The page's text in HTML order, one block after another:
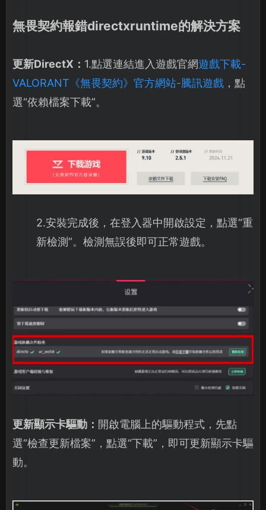
無畏契約報錯directxruntime的解決方案
更新DirectX： 1.點選連結進入遊戲官網遊戲下載-
VALORANT《無畏契約》官方網站-騰訊遊戲 ，點
選“依賴檔案下載”。
2.安裝完成後，在登入器中開啟設定，點選“重
新檢測”。檢測無誤後即可正常遊戲。
更新顯示卡驅動： 開啟電腦上的驅動程式，先點
選“檢查更新檔案”，點選“下載”，即可更新顯示卡驅
動。